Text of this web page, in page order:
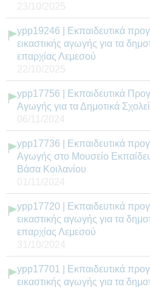
23/10/2025
ypp19246 | Εκπαιδευτικά
εικαστικής αγωγής για τα
επαρχίας Λεμεσού
22/10/2025
ypp17756 | Εκπαιδευτικά
Αγωγής για τα Δημοτικά
06/11/2024
ypp17736 | Εκπαιδευτικά
Αγωγής στο Μουσείο
Βάσα Κοιλανίου
01/11/2024
ypp17720 | Εκπαιδευτικά
εικαστικής αγωγής για τα
επαρχίας Λεμεσού
31/10/2024
ypp17701 | Εκπαιδευτικά
εικαστικής αγωγής για τα